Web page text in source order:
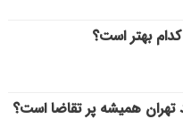
بهتر است؟
همیشه پر تقاضا است؟